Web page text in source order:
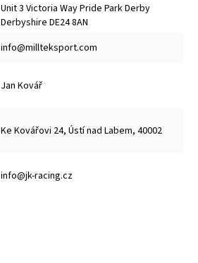
Unit 3 Victoria Way Pride Park Derby
Derbyshire DE24 8AN
info@millteksport.com
Jan Kovář
Ke Kovářovi 24, Ústí nad Labem, 40002
info@jk-racing.cz